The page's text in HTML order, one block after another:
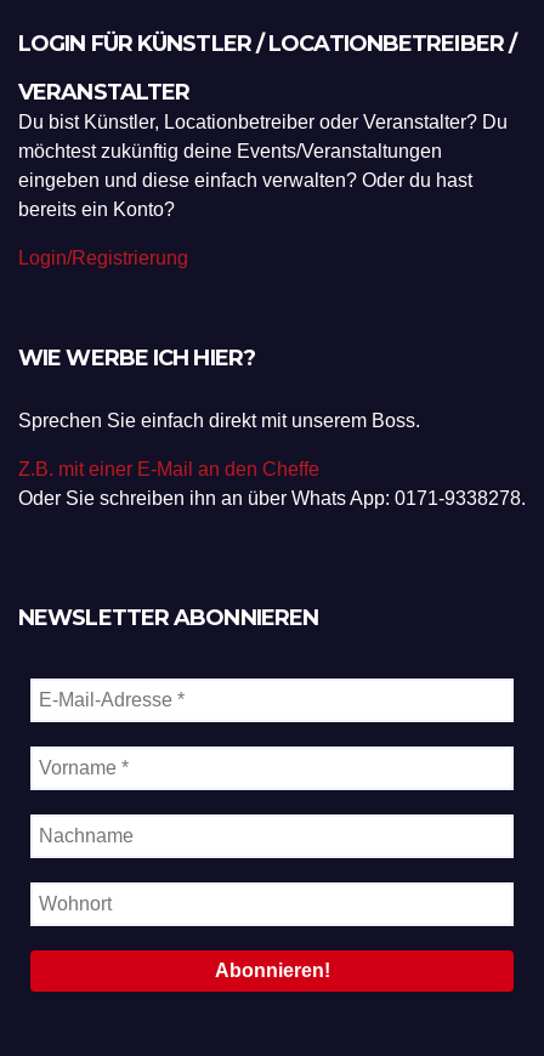
LOGIN FÜR KÜNSTLER / LOCATIONBETREIBER /
VERANSTALTER
Du bist Künstler, Locationbetreiber oder Veranstalter? Du
möchtest zukünftig deine Events/Veranstaltungen
eingeben und diese einfach verwalten? Oder du hast
bereits ein Konto?
Login/Registrierung
WIE WERBE ICH HIER?
Sprechen Sie einfach direkt mit unserem Boss.
Z.B. mit einer E-Mail an den Cheffe
Oder Sie schreiben ihn an über Whats App: 0171-9338278.
NEWSLETTER ABONNIEREN